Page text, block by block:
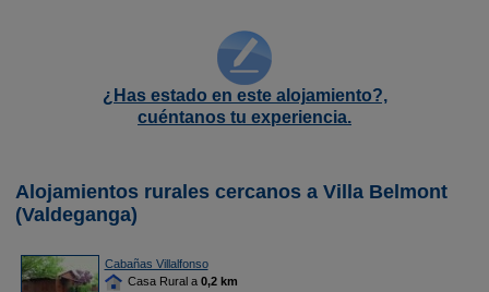
¿Has estado en este alojamiento?,
cuéntanos tu experiencia.
Alojamientos rurales cercanos a Villa Belmont
(Valdeganga)
Cabañas Villalfonso
Casa Rural a 0,2 km